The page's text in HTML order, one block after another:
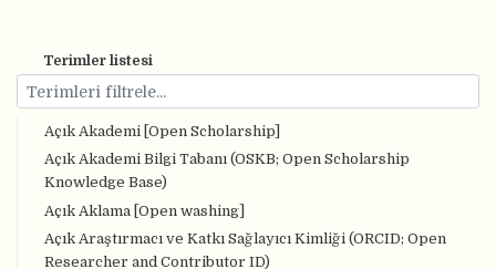
Terimler listesi
Açık Akademi [Open Scholarship]
Açık Akademi Bilgi Tabanı (OSKB; Open Scholarship
Knowledge Base)
Açık Aklama [Open washing]
Açık Araştırmacı ve Katkı Sağlayıcı Kimliği (ORCID; Open
Researcher and Contributor ID)